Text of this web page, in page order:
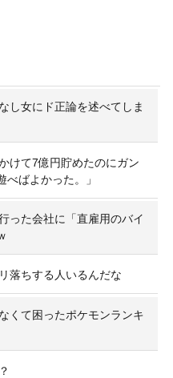
し女にド正論を述べてしま
けて7億円貯めたのにガン
ばよかった。」
った会社に「直雇用のバイ
落ちする人いるんだな
くて困ったポケモンランキ